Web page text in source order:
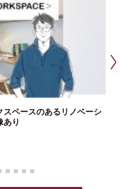
スペースのあるリノベーシ
あり